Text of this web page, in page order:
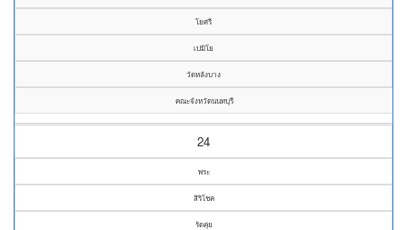
โยศรี
เปมิโย
วัดหลังบาง
คณะจังหวัดนนทบุรี
24
พระ
สิริโชค
รัดคุ่ย